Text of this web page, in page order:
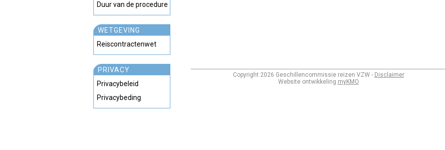
Duur van de procedure
WETGEVING
Reiscontractenwet
PRIVACY
Privacybeleid
Privacybeding
Copyright 2026 Geschillencommissie reizen VZW - Disclaimer
Website ontwikkeling myKMO